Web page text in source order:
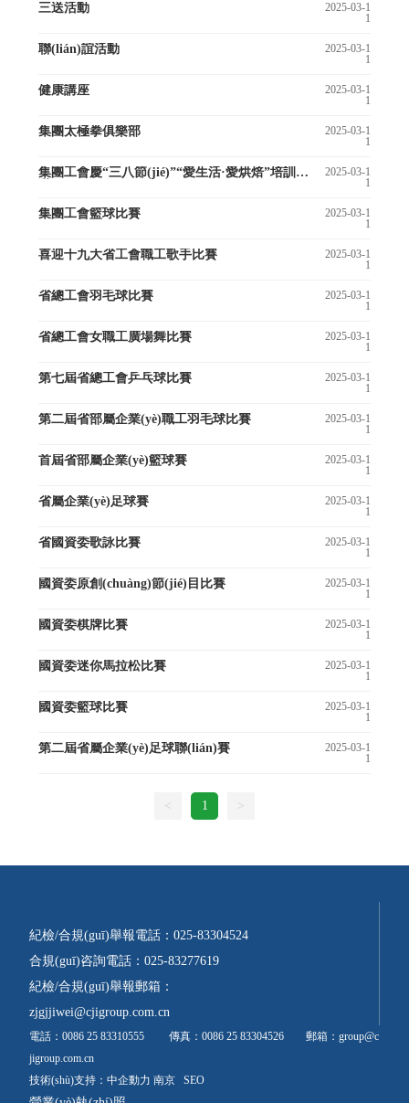
三送活動
2025-03-1
1
聯(lián)誼活動
2025-03-1
1
健康講座
2025-03-1
1
集團太極拳俱樂部
2025-03-1
1
集團工會慶“三八節(jié)”“愛生活·愛烘焙”培訓活
2025-03-1
1
集團工會籃球比賽
2025-03-1
1
喜迎十九大省工會職工歌手比賽
2025-03-1
1
省總工會羽毛球比賽
2025-03-1
1
省總工會女職工廣場舞比賽
2025-03-1
1
第七屆省總工會乒乓球比賽
2025-03-1
1
第二屆省部屬企業(yè)職工羽毛球比賽
2025-03-1
1
首屆省部屬企業(yè)籃球賽
2025-03-1
1
省屬企業(yè)足球賽
2025-03-1
1
省國資委歌詠比賽
2025-03-1
1
國資委原創(chuàng)節(jié)目比賽
2025-03-1
1
國資委棋牌比賽
2025-03-1
1
國資委迷你馬拉松比賽
2025-03-1
1
國資委籃球比賽
2025-03-1
1
第二屆省屬企業(yè)足球聯(lián)賽
2025-03-1
1
< 1 >
紀檢/合規(guī)舉報電話：025-83304524
合規(guī)咨詢電話：025-83277619
紀檢/合規(guī)舉報郵箱：
zjgjjiwei@cjigroup.com.cn
電話：0086 25 83310555 傳真：0086 25 83304526 郵箱：group@c
jigroup.com.cn
技術(shù)支持：中企動力 南京 SEO